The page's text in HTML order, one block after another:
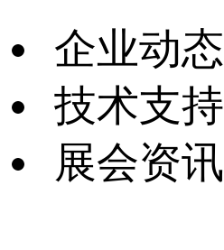
企业动态
技术支持
展会资讯